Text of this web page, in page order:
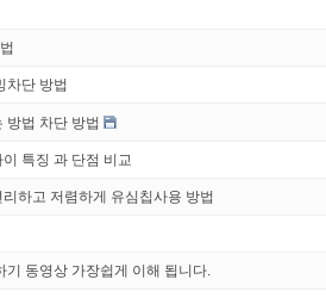
차단 방법
방법 차단 방법
특징 과 단점 비교
하고 저렴하게 유심칩사용 방법
기 동영상 가장쉽게 이해 됩니다.